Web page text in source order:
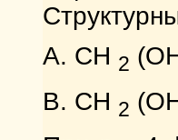
А. СН 2
В. СН 2